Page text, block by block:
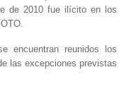
de 2010 fue ilícito en los
encuentran reunidos los
las excepciones previstas